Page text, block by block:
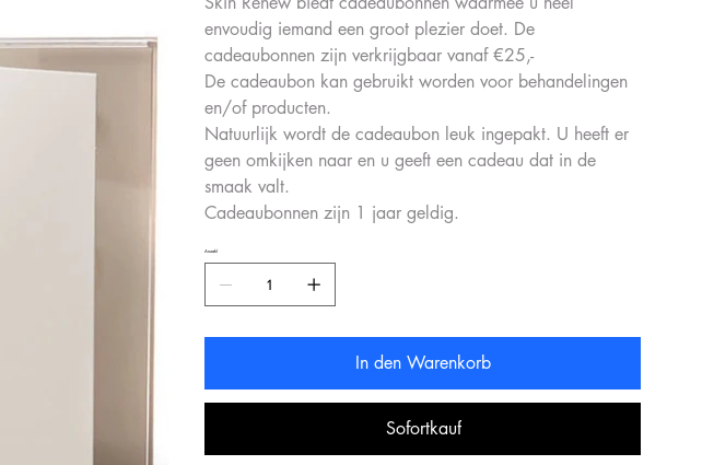
envoudig iemand een groot plezier doet. De
cadeaubonnen zijn verkrijgbaar vanaf €25,-
De cadeaubon kan gebruikt worden voor behandelingen
en/of producten.
Natuurlijk wordt de cadeaubon leuk ingepakt. U heeft er
geen omkijken naar en u geeft een cadeau dat in de
smaak valt.
Cadeaubonnen zijn 1 jaar geldig.
Anzahl
In den Warenkorb
Sofortkauf